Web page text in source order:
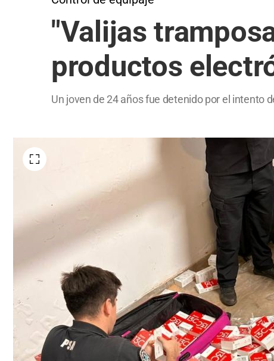
"Valijas
productos
Un joven de 24 años fue detenido por el intento